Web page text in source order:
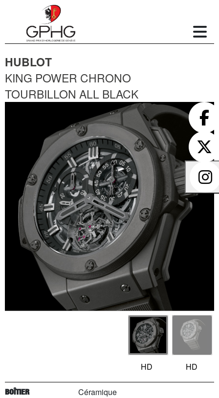
HUBLOT
KING POWER CHRONO
TOURBILLON ALL BLACK
HD HD
BOÎTIER Céramique